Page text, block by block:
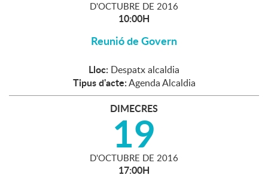
D'OCTUBRE DE 2016
10:00H
Reunió de Govern
Lloc: Despatx alcaldia
Tipus d'acte:Agenda Alcaldia
DIMECRES
19
D'OCTUBRE DE 2016
17:00H